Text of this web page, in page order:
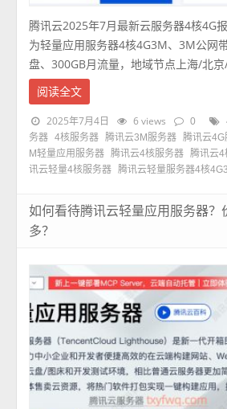
腾讯云2025年7月最新云服务器4核4G
为轻量应用服务器4核4G3M、3M公网
盘、300GB月流量，地域节点上海/北
阅读全文
2025年7月4日 6 views 0
务器 4核服务器 腾讯云3M服务器 腾讯云4G
M轻量应用服务器 腾讯云4核服务器 腾讯云4
讯云轻量4核服务器 腾讯云轻量服务器4核
如何看待腾讯云轻量应用服务器？
多？